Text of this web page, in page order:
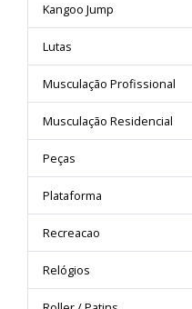
Kangoo Jump
Lutas
Musculação Profissional
Musculação Residencial
Peças
Plataforma
Recreacao
Relógios